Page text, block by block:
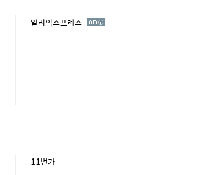
알리익스프레스 광
11번가